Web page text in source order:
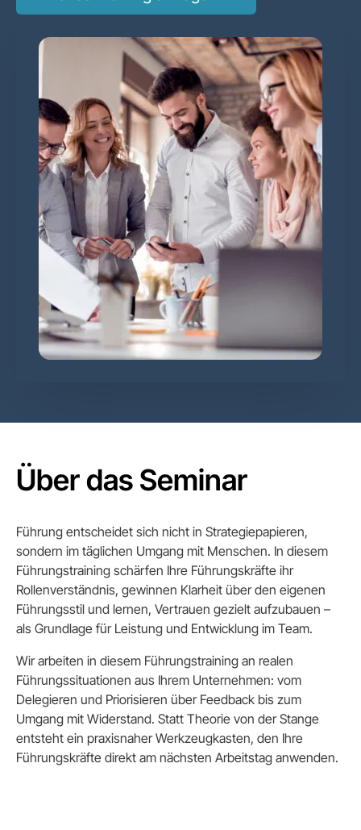
Über das Seminar
Führung entscheidet sich nicht in Strategiepapieren,
sondern im täglichen Umgang mit Menschen. In diesem
Führungstraining schärfen Ihre Führungskräfte ihr
Rollenverständnis, gewinnen Klarheit über den eigenen
Führungsstil und lernen, Vertrauen gezielt aufzubauen –
als Grundlage für Leistung und Entwicklung im Team.
Wir arbeiten in diesem Führungstraining an realen
Führungssituationen aus Ihrem Unternehmen: vom
Delegieren und Priorisieren über Feedback bis zum
Umgang mit Widerstand. Statt Theorie von der Stange
entsteht ein praxisnaher Werkzeugkasten, den Ihre
Führungskräfte direkt am nächsten Arbeitstag anwenden.